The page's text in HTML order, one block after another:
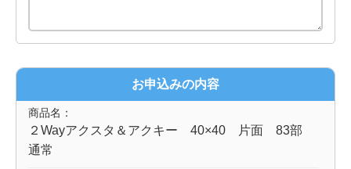
お申込みの内容
商品名：
２Wayアクスタ＆アクキー 40×40 片面 83部
通常